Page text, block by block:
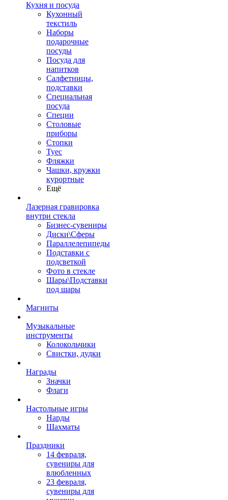
Кухня и посуда
Кухонный
текстиль
Наборы
подарочные
посуды
Посуда для
напитков
Салфетницы,
подставки
Специальная
посуда
Специи
Столовые
приборы
Стопки
Туес
Фляжки
Чашки, кружки
курортные
Ещё
Лазерная гравировка
внутри стекла
Бизнес-сувениры
Диски\Сферы
Параллелепипеды
Подставки с
подсветкой
Фото в стекле
Шары\Подставки
под шары
Магниты
Музыкальные
инструменты
Колокольчики
Свистки, дудки
Награды
Значки
Флаги
Настольные игры
Нарды
Шахматы
Праздники
14 февраля,
сувениры для
влюбленных
23 февраля,
сувениры для